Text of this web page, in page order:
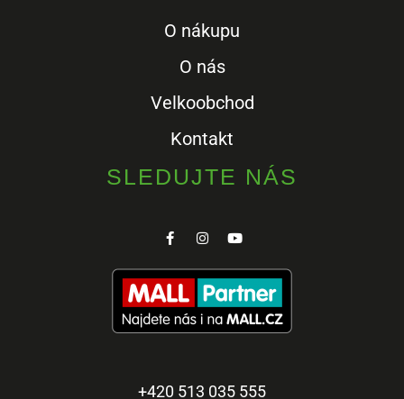
O nákupu
O nás
Velkoobchod
Kontakt
SLEDUJTE NÁS
+420 513 035 555